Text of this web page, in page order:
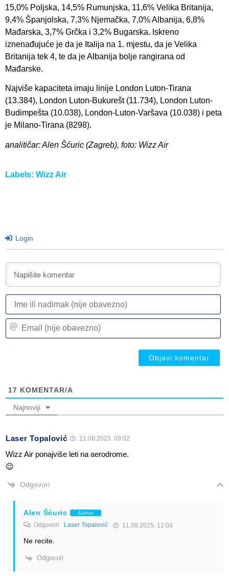
15,0% Poljska, 14,5% Rumunjska, 11,6% Velika Britanija,
9,4% Španjolska, 7,3% Njemačka, 7,0% Albanija, 6,8%
Mađarska, 3,7% Grčka i 3,2% Bugarska. Iskreno
iznenađujuće je da je Italija na 1. mjestu, da je Velika
Britanija tek 4, te da je Albanija bolje rangirana od
Mađarske.
Najviše kapaciteta imaju linije London Luton-Tirana
(13.384), London Luton-Bukurešt (11.734), London Luton-
Budimpešta (10.038), London-Luton-Varšava (10.038) i peta
je Milano-Tirana (8298).
analitičar: Alen Šćuric (Zagreb), foto: Wizz Air
Labels: Wizz Air
Login
17 KOMENTAR/A
Najnoviji
Laser Topalović 11.08.2025. 09:02
Wizz Air ponajviše leti na aerodrome.
😉
Odgovori
Alen Šćuric Author
Odgovori Laser Topalović 11.08.2025. 12:03
Ne recite.
Odgovori